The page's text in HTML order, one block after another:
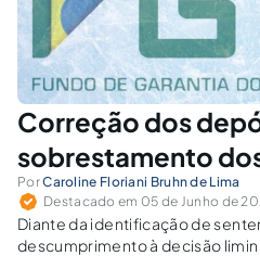
Correção dos
sobrestamento
PorCaroline Floriani Bruhn de Lima
Destacado em 05 de Junho de
Diante da identificação de
descumprimento à decisão